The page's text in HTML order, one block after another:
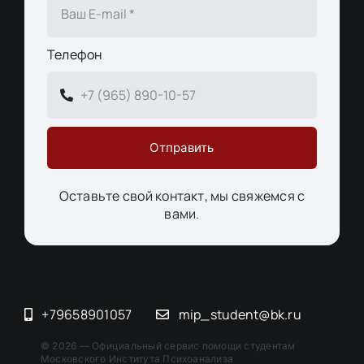
Телефон
Отправить
Оставьте свой контакт, мы свяжемся с
вами.
+79658901057 mip_student@bk.ru
© 2026 — Официальный сервис помощи студентам
Московского Института Психоанализа